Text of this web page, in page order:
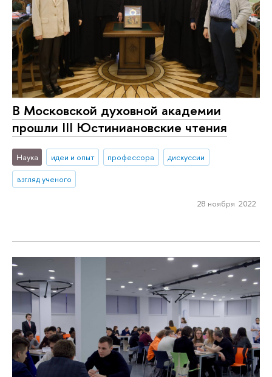
В Московской духовной академии
прошли III Юстиниановские чтения
Наука идеи и опыт профессора
дискуссии
взгляд ученого
28 ноября 2022